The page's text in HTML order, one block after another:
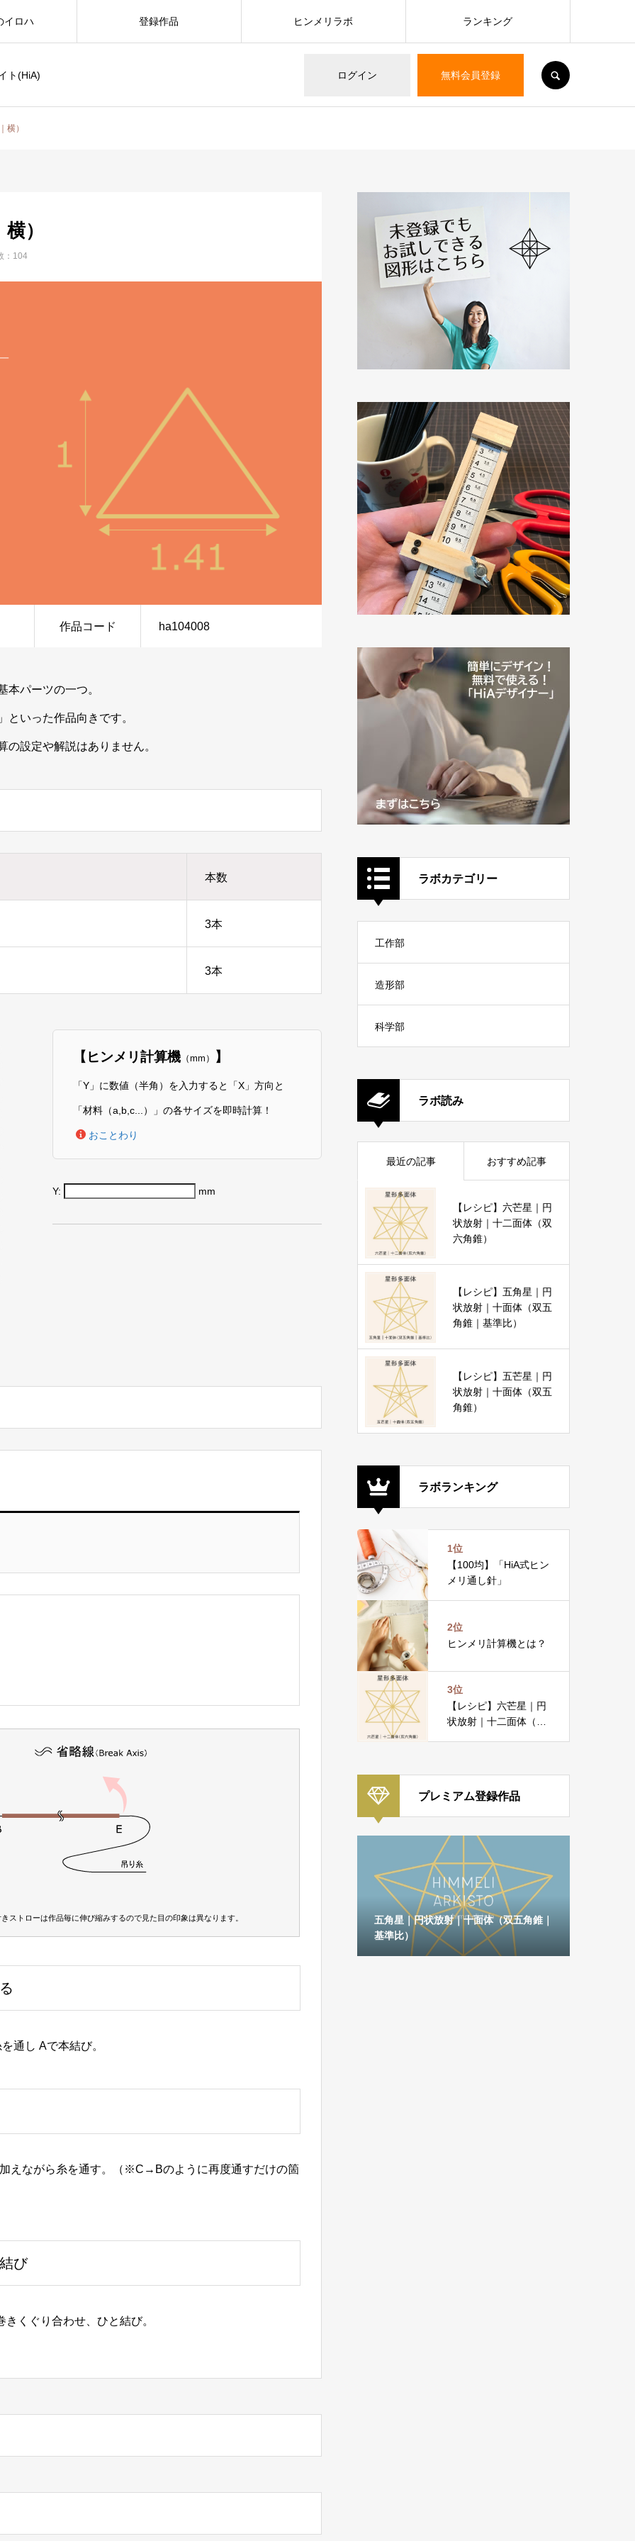
ト(HiA) ログイン 無料会員登録
イロハ 登録作品 ヒンメリラボ ランキング
横）
）
：104
作品コード ha104008
本パーツの一つ。
いった作品向きです。
設定や解説はありません。
本数
3本
3本
【ヒンメリ計算機 （mm） 】
「Y」に数値（半角）を入力すると「X」方向と
「材料（a,b,c...）」の各サイズを即時計算！
おことわり
Y: mm
ストローは作品毎に伸び縮みするので見た目の印象は異なります。
通し Aで本結び。
ながら糸を通す。（※C→Bのように再度通すだけの箇
び
くぐり合わせ、ひと結び。
ラボカテゴリー
工作部
造形部
科学部
ラボ読み
最近の記事 おすすめ記事
【レシピ】六芒星｜円
状放射｜十二面体（双
六角錐）
【レシピ】五角星｜円
状放射｜十面体（双五
角錐｜基準比）
【レシピ】五芒星｜円
状放射｜十面体（双五
角錐）
ラボランキング
1位
【100均】「HiA式ヒン
メリ通し針」
2位
ヒンメリ計算機とは？
3位
【レシピ】六芒星｜円
状放射｜十二面体（双
プレミアム登録作品
放射｜十面体（双五角錐）
六芒星｜円状放射｜十二面体（双六角
錐）
五角星｜円状放射｜十面体（双五角錐｜
基準比）